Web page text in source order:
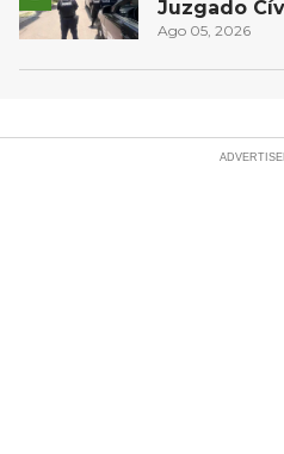
Juzgado
San Juan del
Ago 05, 2026